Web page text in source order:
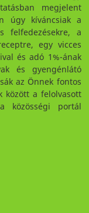
megjelent
úgy kíváncsiak a
felfedezésekre, a
egy vicces
és adó 1%-ának
és gyengénlátó
az Önnek fontos
között a felolvasott
közösségi portál